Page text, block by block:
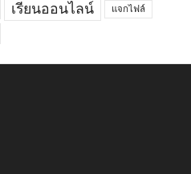
เรียนออนไลน์ แจกไฟล์